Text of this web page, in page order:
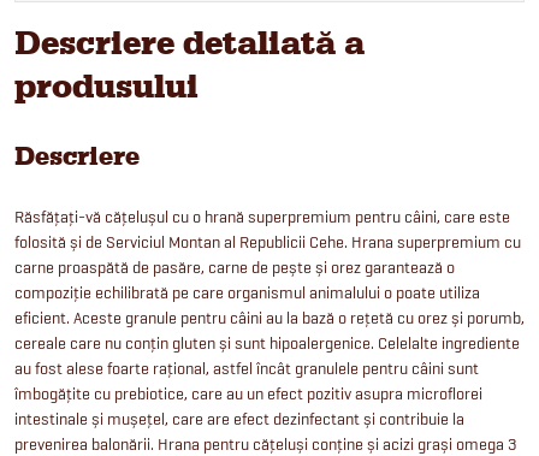
Descriere detaliată a
produsului
Descriere
Răsfățați-vă cățelușul cu o hrană superpremium pentru câini, care este
folosită și de Serviciul Montan al Republicii Cehe. Hrana superpremium cu
carne proaspătă de pasăre, carne de pește și orez garantează o
compoziție echilibrată pe care organismul animalului o poate utiliza
eficient. Aceste granule pentru câini au la bază o rețetă cu orez și porumb,
cereale care nu conțin gluten și sunt hipoalergenice. Celelalte ingrediente
au fost alese foarte rațional, astfel încât granulele pentru câini sunt
îmbogățite cu prebiotice, care au un efect pozitiv asupra microflorei
intestinale și mușețel, care are efect dezinfectant și contribuie la
prevenirea balonării. Hrana pentru cățeluși conține și acizi grași omega 3